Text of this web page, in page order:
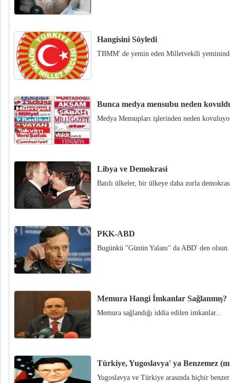
Hangisini Söyledi
TBMM' de yemin eden Milletvekili
Bunca medya mensubu neden
Medya Mensupları işlerinden neden
Libya ve Demokrasi
Batılı ülkeler, bir ülkeye daha zorla
PKK-ABD
Bugünkü "Günün Yalanı" da ABD' den
Memura Hangi İmkanlar Sağlanmış?
Memura sağlandığı iddia edilen imkanlar...
Türkiye, Yugoslavya' ya Benzemez
Yugoslavya ve Türkiye arasında hiçbir